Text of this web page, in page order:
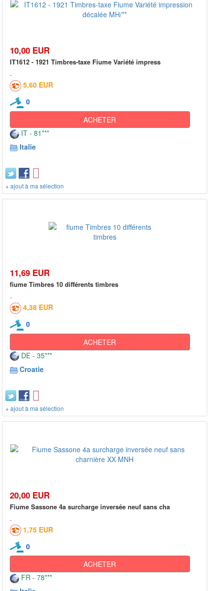
10,00 EUR
IT1612 - 1921 Timbres-taxe Fiume Variété impress
5,60 EUR
0
ACHETER
IT - 81***
Italie
+ ajout à ma sélection
11,69 EUR
fiume Timbres 10 différents timbres
4,38 EUR
0
ACHETER
DE - 35***
Croatie
+ ajout à ma sélection
20,00 EUR
Fiume Sassone 4a surcharge inversée neuf sans cha
1,75 EUR
0
ACHETER
FR - 78***